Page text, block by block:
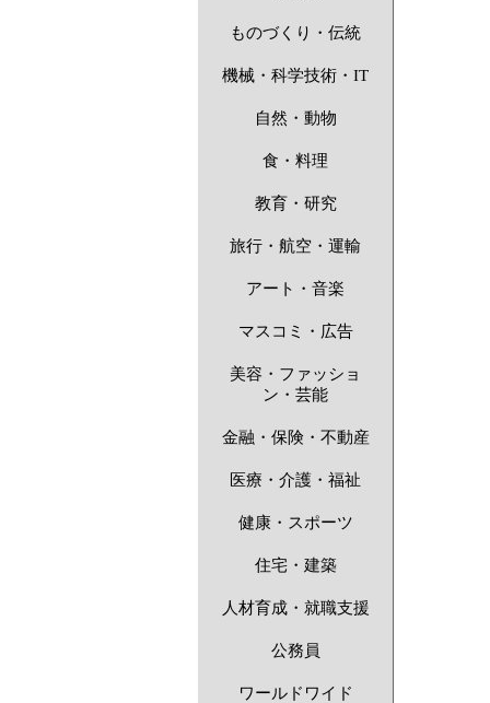
ものづくり・伝統
機械・科学技術・IT
自然・動物
食・料理
教育・研究
旅行・航空・運輸
アート・音楽
マスコミ・広告
美容・ファッショ
ン・芸能
金融・保険・不動産
医療・介護・福祉
健康・スポーツ
住宅・建築
人材育成・就職支援
公務員
ワールドワイド